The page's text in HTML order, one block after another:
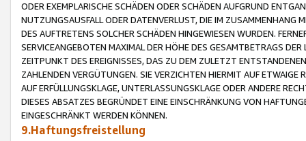
ODER EXEMPLARISCHE SCHÄDEN ODER SCHÄDEN AUFGRUND
NUTZUNGSAUSFALL ODER DATENVERLUST, DIE IM ZUSAMMENHANG
DES AUFTRETENS SOLCHER SCHÄDEN HINGEWIESEN WURDEN.
SERVICEANGEBOTEN MAXIMAL DER HÖHE DES GESAMTBETRAGS
ZEITPUNKT DES EREIGNISSES, DAS ZU DEM ZULETZT
ZAHLENDEN VERGÜTUNGEN. SIE VERZICHTEN HIERMIT AUF
AUF ERFÜLLUNGSKLAGE, UNTERLASSUNGSKLAGE ODER ANDERE
DIESES ABSATZES BEGRÜNDET EINE EINSCHRÄNKUNG VON
EINGESCHRÄNKT WERDEN KÖNNEN.
9.Haftungsfreistellung